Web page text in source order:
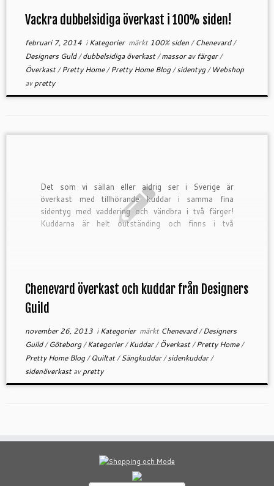
Vackra dubbelsidiga överkast i 100% siden!
februari 7, 2014iKategorier märkt100% siden/Chenevard/
Designers Guld/dubbelsidiga överkast/massor av färger/
Överkast/Pretty Home/Pretty Home Blog/sidentyg/ Webshop
avpretty
Det som vi sällan eller aldrig ser i Sverige är
överkast med tillhörande kuddar i samma fina
sidentyg med vaddering och vändbra i två färger!
Kuddarna är helt outständing och finns i två
Chenevard överkast och kuddar från Designers
Guild
november 26, 2013iKategorier märkt Chenevard/Designers
Guild/Göteborg/Kategorier/Kuddar/Överkast/Pretty Home/
Pretty Home Blog/Quiltat/Sängkuddar/sidenkuddar/
sidenöverkastavpretty